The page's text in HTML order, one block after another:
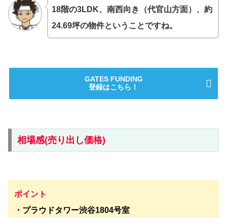
18階の3LDK、南西向き（代官山方面）、約
24.69坪の物件ということですね。
GATES FUNDING
登録はこちら！
相場感(売り出し価格)
ポイント
・プラウドタワー渋谷1804号室